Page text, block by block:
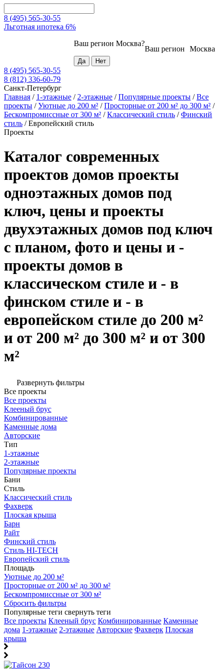
8 (495) 565-30-55
Льготная ипотека 6%
Москва
Ваш регион
Ваш регион Москва?
8 (495) 565-30-55
8 (812) 336-60-79
Санкт-Петербург
Главная / 1-этажные / 2-этажные /Популярные проекты /Все
проекты /Уютные до 200 м² /Просторные от 200 м² до 300 м² /
Бескомпромиссные от 300 м² /Классический стиль /Финский
стиль /Европейский стиль
Проекты
Каталог современных
проектов домов проекты
одноэтажных домов под
ключ, цены и проекты
двухэтажных домов под ключ
с планом, фото и цены и -
проекты домов в
классическом стиле и - в
финском стиле и - в
европейском стиле до 200 м²
и от 200 м² до 300 м² и от 300
м²
Развернуть фильтры
Все проекты
Все проекты
Клееный брус
Комбинированные
Каменные дома
Авторские
Тип
1-этажные
2-этажные
Популярные проекты
Бани
Стиль
Классический стиль
Фахверк
Плоская крыша
Барн
Райт
Финский стиль
Стиль HI-TECH
Европейский стиль
Площадь
Уютные до 200 м²
Просторные от 200 м² до 300 м²
Бескомпромиссные от 300 м²
Сбросить фильтры
Популярные теги свернуть теги
Все проекты Клееный брус Комбинированные Каменные
дома 1-этажные 2-этажные Авторские Фахверк Плоская
крыша